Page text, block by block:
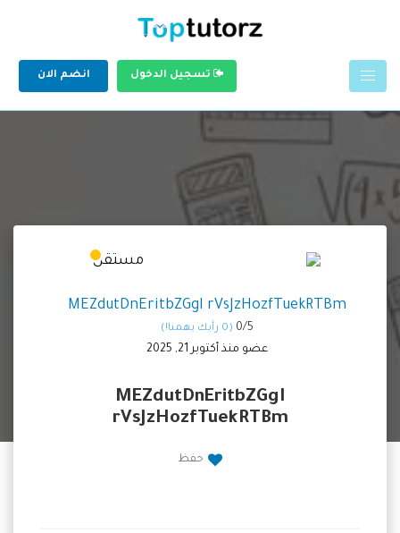
تسجيل الدخول انضم الان
MEZdutDnEritbZGgI rVsJzHozfTuekRTBm
0/5 (0 رأيك يهمنا!)
عضو منذ أكتوبر 21, 2025
MEZdutDnEritbZGgI
rVsJzHozfTuekRTBm
حفظ